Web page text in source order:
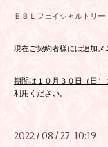
ＢＢＬフェイシャルトリ
現在ご契約者様には追加メ
期間は１０月３０日（日）
利用ください。
2022 / 08 /27 10:19